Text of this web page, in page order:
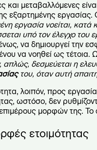
και μεταβαλλόμενες
εξαρτημένης εργασίας.
εργασία νοείται,
υπό τον έλεγχο του
να δημιουργεί την
να νοηθεί ως
απλώς, δεσμεύεται η
του, όταν αυτή
λοιπόν, προς
ωστόσο, δεν
μορφών της. Το
ετοιμότητας